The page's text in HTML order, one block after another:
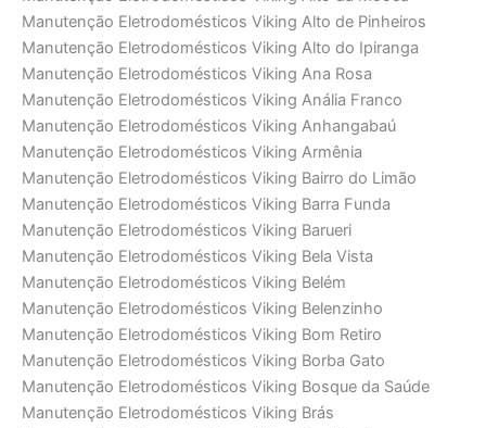
Manutenção Eletrodomésticos Viking Alto de Pinheiros
Manutenção Eletrodomésticos Viking Alto do Ipiranga
Manutenção Eletrodomésticos Viking Ana Rosa
Manutenção Eletrodomésticos Viking Anália Franco
Manutenção Eletrodomésticos Viking Anhangabaú
Manutenção Eletrodomésticos Viking Armênia
Manutenção Eletrodomésticos Viking Bairro do Limão
Manutenção Eletrodomésticos Viking Barra Funda
Manutenção Eletrodomésticos Viking Barueri
Manutenção Eletrodomésticos Viking Bela Vista
Manutenção Eletrodomésticos Viking Belém
Manutenção Eletrodomésticos Viking Belenzinho
Manutenção Eletrodomésticos Viking Bom Retiro
Manutenção Eletrodomésticos Viking Borba Gato
Manutenção Eletrodomésticos Viking Bosque da Saúde
Manutenção Eletrodomésticos Viking Brás